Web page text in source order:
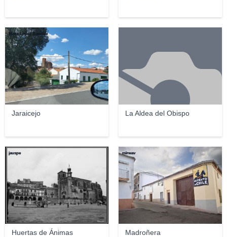
Jaraicejo
Maite Lopez Sanchez
La Aldea del Obispo
Huertas de Ánimas
jauspe
Madroñera
mirwav